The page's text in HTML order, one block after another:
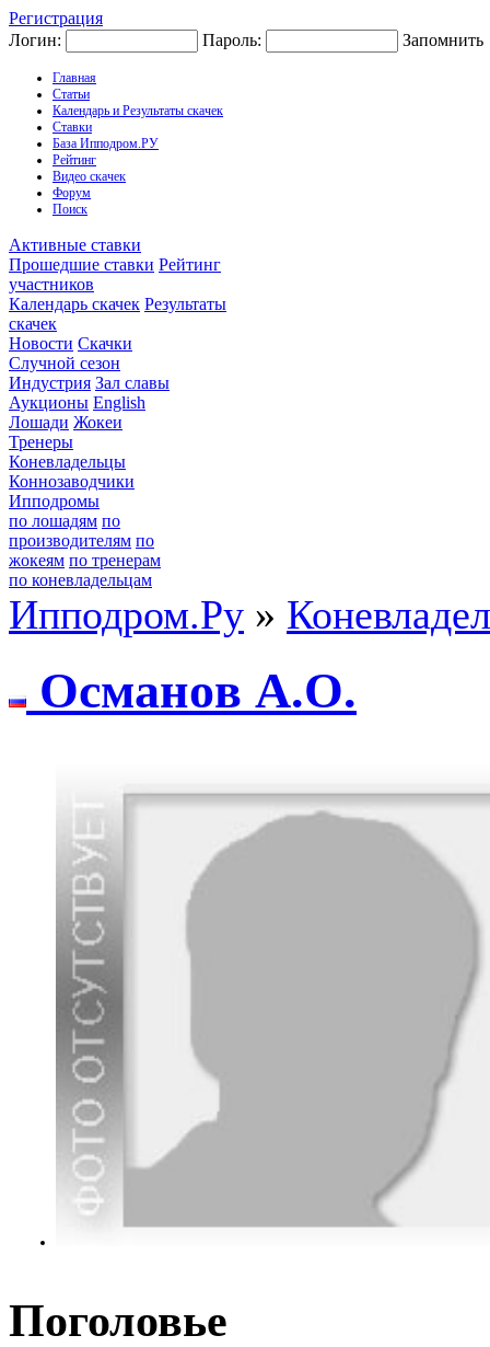
Регистрация
Логин:
Пароль: Запомнить
Главная
Статьи
Календарь и Результаты скачек
Ставки
База Ипподром.РУ
Рейтинг
Видео скачек
Форум
Поиск
Активные ставки
Прошедшие ставки Рейтинг
участников
Календарь скачек Результаты
скачек
Новости Скачки
Случной сезон
Индустрия Зал славы
Аукционы English
Лошади Жокеи
Тренеры
Коневладельцы
Коннозаводчики
Ипподромы
по лошадям по
производителям по
жокеям по тренерам
по коневладельцам
Ипподром.Ру »
Оcманoв А.О.
Поголовье